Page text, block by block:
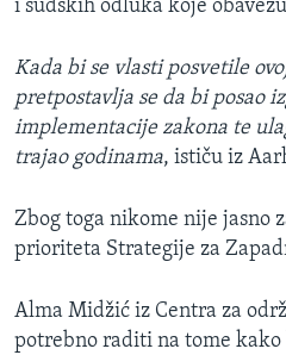
i sudskih odluka koje
Kada bi se vlasti posvetile
pretpostavlja se da bi posao
implementacije zakona te
trajao godinama, ističu iz
Zbog toga nikome nije jasno
prioriteta Strategije za
Alma Midžić iz Centra za
potrebno raditi na tome kako